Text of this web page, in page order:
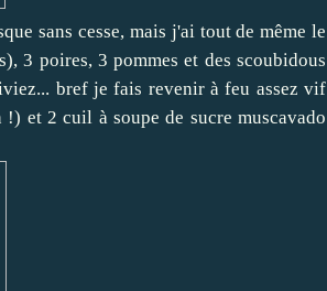
sans cesse, mais j'ai tout de même le
3 poires, 3 pommes et des scoubidous
bref je fais revenir à feu assez vif
et 2 cuil à soupe de sucre muscavado